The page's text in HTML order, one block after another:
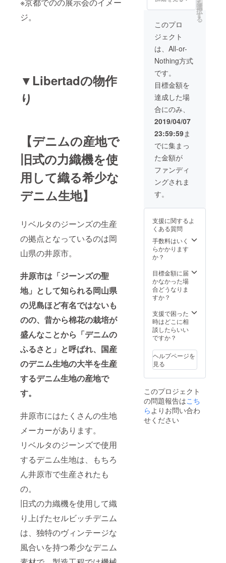
ジ。
▼Libertadの物作
り
【デニムの産地で
旧式の力織機を使
用して織る希少な
デニム生地】
リベルタのジーンズの生産
の拠点となっているのは岡
山県の井原市。
井原市は「ジーンズの聖
地」として知られる岡山県
の児島ほど有名ではないも
のの、昔から棉花の栽培が
盛んなことから「デニムの
ふるさと」と呼ばれ、国産
のデニム生地の大半を生産
するデニム生地の産地で
す。
井原市にはたくさんの生地
メーカーがあります。
リベルタのジーンズで使用
するデニム生地は、もちろ
ん井原市で生産されたも
の。
旧式の力織機を使用して織
り上げたセルビッチデニム
は、独特のヴィンテージな
風合いを持つ希少なデニム
ます。
バブ
エ）/
"Tyler"
（タイ
ラー）/
"Buddy
"（バ
ディ）
いずれ
かを1本
お届け
しま
す！ ※3
種類の
中から
１本お
選びく
ださ
い。
※Size
27/ 28/
/33 /
よりお
選びい
ただけ
ます。
※先着5
の早割
です！
を
選
択
す
る
このプロ
ジェクト
は、All-or-
Nothing方式
です。
目標金額を
達成した場
合にのみ、
2019/04/07
23:59:59ま
でに集まっ
た金額が
ファンディ
ングされま
す。
支援に関するよ
くある質問
手数料はいく
らかかります
か？
目標金額に届
かなかった場
合どうなりま
すか？
支援で困った
時はどこに相
談したらいい
ですか？
ヘルプページを
見る
このプロジェクト
の問題報告はこち
ら よりお問い合わ
せください